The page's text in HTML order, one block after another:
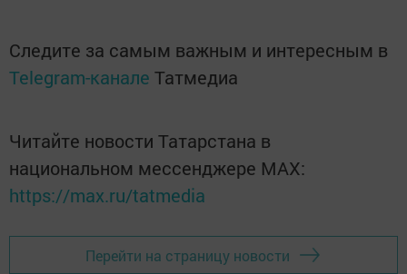
Следите за самым важным и интересным в
Telegram-канале Татмедиа
Читайте новости Татарстана в
национальном мессенджере MАХ:
https://max.ru/tatmedia
Перейти на страницу новости